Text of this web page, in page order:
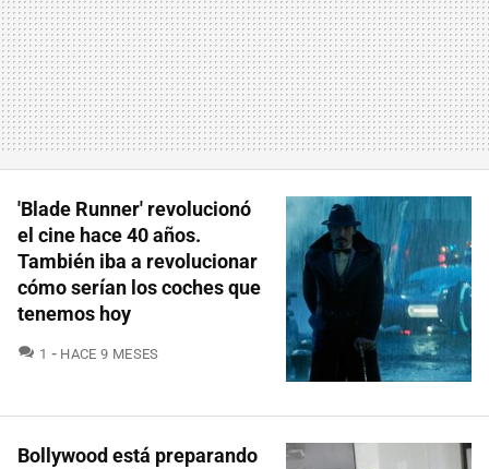
'Blade Runner' revolucionó
el cine hace 40 años.
También iba a revolucionar
cómo serían los coches que
tenemos hoy
1 COMENTARIOS
HACE 9 MESES
Bollywood está preparando